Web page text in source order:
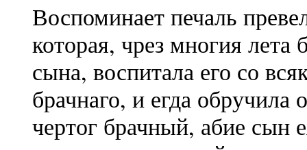
Воспоминает печаль
которая, чрез многия
сына, воспитала его со
брачнаго, и егда обручила
чертог брачный, абие